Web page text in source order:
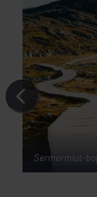
Sermermiut-